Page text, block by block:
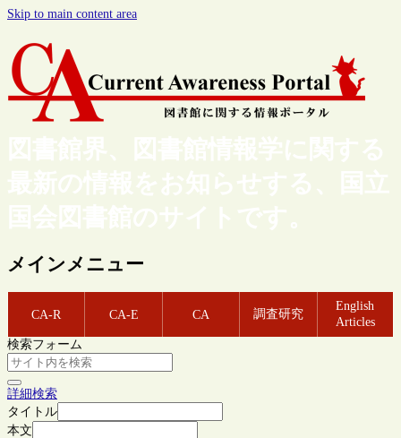
Skip to main content area
図書館界、図書館情報学に関する
最新の情報をお知らせする、国立
国会図書館のサイトです。
メインメニュー
CA-R CA-E CA 調査研究
English
Articles
検索フォーム
詳細検索
タイトル
本文